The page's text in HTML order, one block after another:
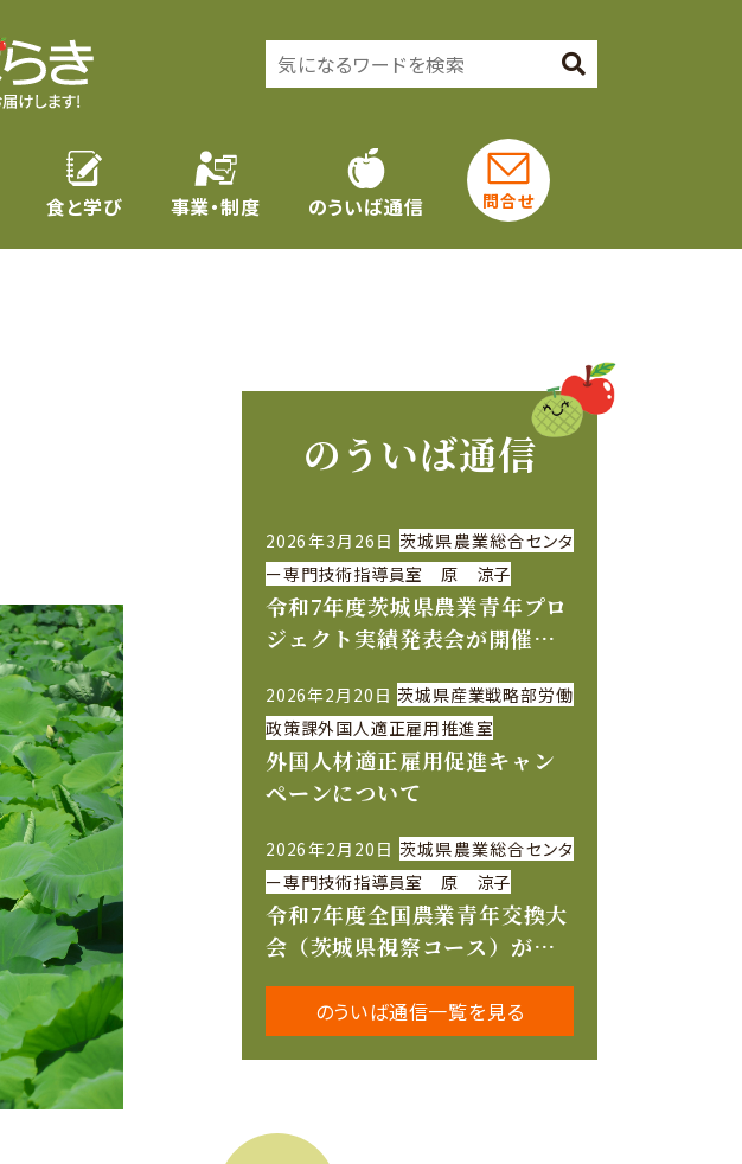
食と学び 事業・制度 のういば通信 問合せ
のういば通信
2026年3月26日 茨城県農業総合センタ
ー専門技術指導員室 原 涼子
令和7年度茨城県農業青年プロ
ジェクト実績発表会が開催さ
2026年2月20日 茨城県産業戦略部労働
政策課外国人適正雇用推進室
外国人材適正雇用促進キャン
ペーンについて
2026年2月20日 茨城県農業総合センタ
ー専門技術指導員室 原 涼子
令和7年度全国農業青年交換大
会（茨城県視察コース）が開
のういば通信一覧を見る